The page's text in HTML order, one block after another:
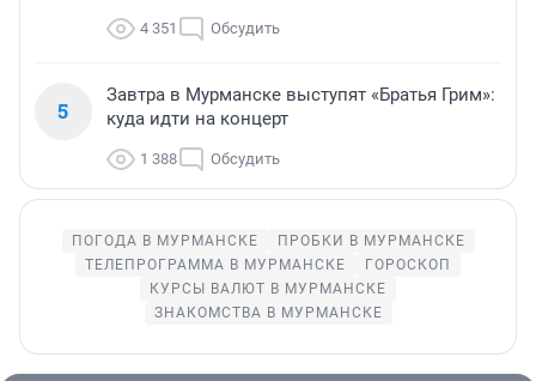
4 351 Обсудить
5
Завтра в Мурманске выступят «Братья Грим»:
куда идти на концерт
1 388 Обсудить
ПОГОДА В МУРМАНСКЕ
ПРОБКИ В МУРМАНСКЕ
ТЕЛЕПРОГРАММА В МУРМАНСКЕ
ГОРОСКОП
КУРСЫ ВАЛЮТ В МУРМАНСКЕ
ЗНАКОМСТВА В МУРМАНСКЕ